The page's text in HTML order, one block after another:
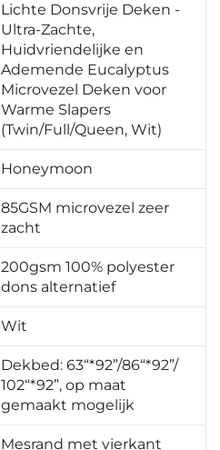
Lichte Donsvrije Deken -
Ultra-Zachte,
Huidvriendelijke en
Ademende Eucalyptus
Microvezel Deken voor
Warme Slapers
(Twin/Full/Queen, Wit)
Honeymoon
85GSM microvezel zeer
zacht
200gsm 100% polyester
dons alternatief
Wit
Dekbed: 63“*92”/86“*92”/
102“*92”, op maat
gemaakt mogelijk
Mesrand met vierkant